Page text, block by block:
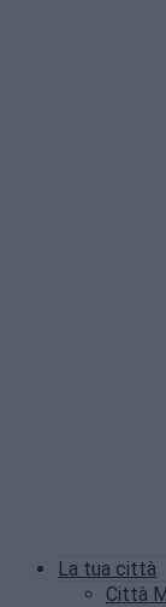
La tua città
Città